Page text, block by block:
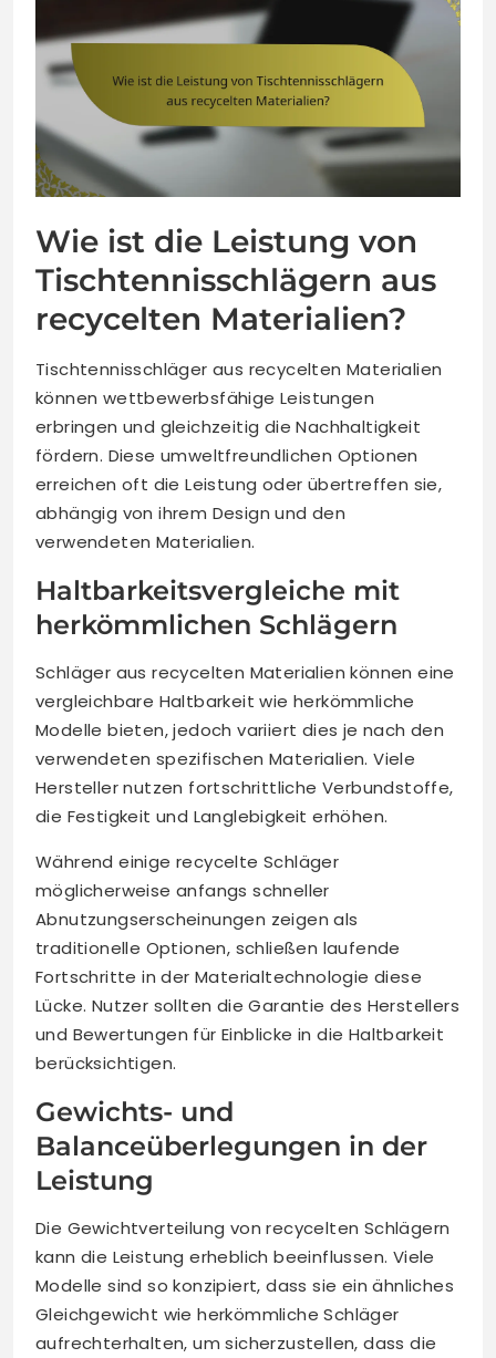
Wie ist die Leistung von
Tischtennisschlägern aus
recycelten Materialien?
Tischtennisschläger aus recycelten Materialien
können wettbewerbsfähige Leistungen
erbringen und gleichzeitig die Nachhaltigkeit
fördern. Diese umweltfreundlichen Optionen
erreichen oft die Leistung oder übertreffen sie,
abhängig von ihrem Design und den
verwendeten Materialien.
Haltbarkeitsvergleiche mit
herkömmlichen Schlägern
Schläger aus recycelten Materialien können eine
vergleichbare Haltbarkeit wie herkömmliche
Modelle bieten, jedoch variiert dies je nach den
verwendeten spezifischen Materialien. Viele
Hersteller nutzen fortschrittliche Verbundstoffe,
die Festigkeit und Langlebigkeit erhöhen.
Während einige recycelte Schläger
möglicherweise anfangs schneller
Abnutzungserscheinungen zeigen als
traditionelle Optionen, schließen laufende
Fortschritte in der Materialtechnologie diese
Lücke. Nutzer sollten die Garantie des Herstellers
und Bewertungen für Einblicke in die Haltbarkeit
berücksichtigen.
Gewichts- und
Balanceüberlegungen in der
Leistung
Die Gewichtverteilung von recycelten Schlägern
kann die Leistung erheblich beeinflussen. Viele
Modelle sind so konzipiert, dass sie ein ähnliches
Gleichgewicht wie herkömmliche Schläger
aufrechterhalten, um sicherzustellen, dass die